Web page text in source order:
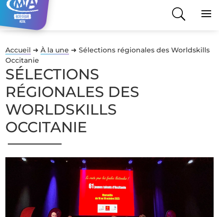
Accueil ➜À la une ➜Sélections régionales des Worldskills
Occitanie
SÉLECTIONS
RÉGIONALES DES
WORLDSKILLS
OCCITANIE